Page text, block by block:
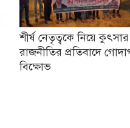
শীর্ষ নেতৃত্বকে নিয়ে কুৎসার
রাজনীতির প্রতিবাদে
বিক্ষোভ